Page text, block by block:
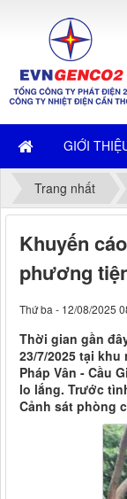
GIỚI
Trang nhất
Khuyến
phương
Thứ ba - 12/08/2025
Thời gian gần
23/7/2025 tại
Pháp Vân - Cầu
lo lắng. Trước
Cảnh sát phòng